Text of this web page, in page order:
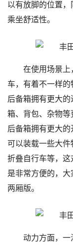
以有放脚的位置
乘坐舒适性。
在使用场景上
车，有着不一样的
后备箱拥有更大
箱、背包、杂物等
后备箱拥有更大的
可以装载一些大件
折叠自行车等，
是非常方便的，
两厢版。
动力方面，一